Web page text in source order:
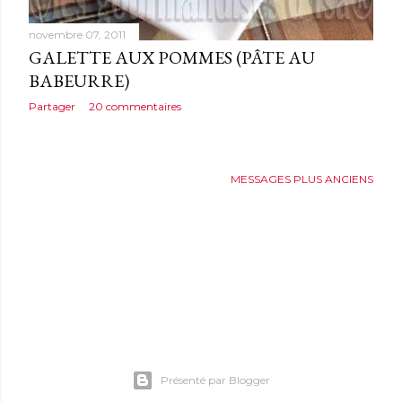
novembre 07, 2011
GALETTE AUX POMMES (PÂTE AU
BABEURRE)
Partager 20 commentaires
MESSAGES PLUS ANCIENS
Présenté par Blogger